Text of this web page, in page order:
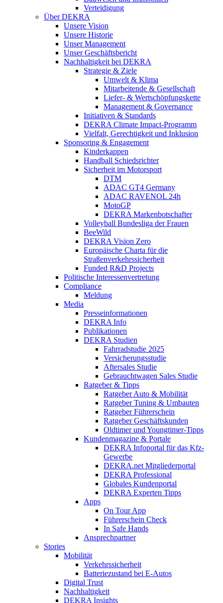
Verteidigung
Über DEKRA
Unsere Vision
Unsere Historie
Unser Management
Unser Geschäftsbericht
Nachhaltigkeit bei DEKRA
Strategie & Ziele
Umwelt & Klima
Mitarbeitende & Gesellschaft
Liefer- & Wertschöpfungskette
Management & Governance
Initiativen & Standards
DEKRA Climate Impact-Programm
Vielfalt, Gerechtigkeit und Inklusion​
Sponsoring & Engagement
Kinderkappen
Handball Schiedsrichter
Sicherheit im Motorsport
DTM
ADAC GT4 Germany
ADAC RAVENOL 24h
MotoGP
DEKRA Markenbotschafter
Volleyball Bundesliga der Frauen
BeeWild
DEKRA Vision Zero
Europäische Charta für die
Straßenverkehrssicherheit
Funded R&D Projects
Politische Interessenvertretung
Compliance
Meldung
Media
Presseinformationen
DEKRA Info
Publikationen
DEKRA Studien
Fahrradstudie 2025
Versicherungsstudie
Aftersales Studie
Gebrauchtwagen Sales Studie
Ratgeber & Tipps
Ratgeber Auto & Mobilität
Ratgeber Tuning & Umbauten
Ratgeber Führerschein
Ratgeber Geschäftskunden
Oldtimer und Youngtimer-Tipps
Kundenmagazine & Portale
DEKRA Infoportal für das Kfz-
Gewerbe
DEKRA.net Mitgliederportal
DEKRA Professional
Globales Kundenportal
DEKRA Experten Tipps
Apps
On Tour App
Führerschein Check
In Safe Hands
Ansprechpartner
Stories
Mobilität
Verkehrssicherheit
Batteriezustand bei E-Autos
Digital Trust
Nachhaltigkeit
DEKRA Insights